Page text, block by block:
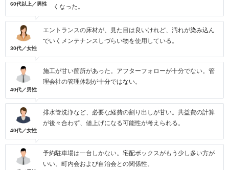
60代以上／男性
くなった。
30代／女性
エントランスの床材が、見た目は良いけれど、汚れが染み込ん
でいくメンテナンスしづらい物を使用している。
40代／男性
施工が甘い箇所があった。アフターフォローが十分でない。管
理会社の管理体制が十分ではない。
40代／女性
排水管洗浄など、必要な経費の割り出しが甘い。共益費の計算
が後々合わず、値上げになる可能性が考えられる。
予約駐車場は一台しかない。宅配ボックスがもう少し多い方が
いい。町内会および自治会との関係性。